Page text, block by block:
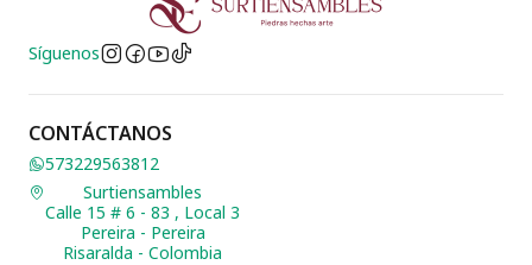
Síguenos
CONTÁCTANOS
573229563812
Surtiensambles
Calle 15 # 6 - 83 , Local 3
Pereira - Pereira
Risaralda - Colombia